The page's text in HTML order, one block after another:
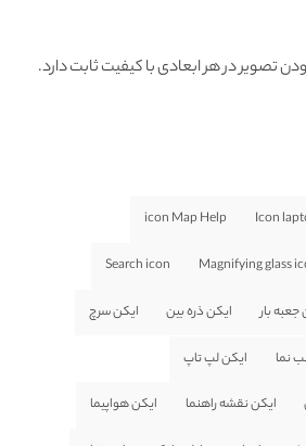
تصویر در هر ابعادی با کیفیت ثابت دارد.
Icon
icon Map Help
Magnifying glass
Search icon
جعبه بار ایکن ذره بین ایکن سرچ
نما ایکن لپ تاپ
ایکن نقشه راهنما ایکن هواپیما